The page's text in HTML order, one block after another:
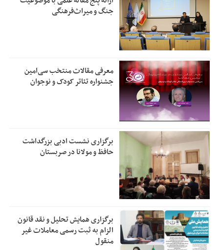
جنگ و میراث‌فرهنگی
معرفی مقالات منتخب سی‌امین
جشنواره تئاتر کودک و نوجوان
برگزاری نشست ادبی بزرگداشت
حافظ و مولانا در صربستان
برگزاری همایش تحلیل و نقد قانون
الزام به ثبت رسمی معاملات غیر
منقول